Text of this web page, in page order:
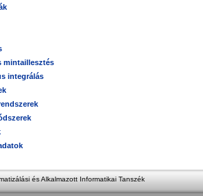
mintaillesztés
integrálás
és Alkalmazott Informatikai Tanszék